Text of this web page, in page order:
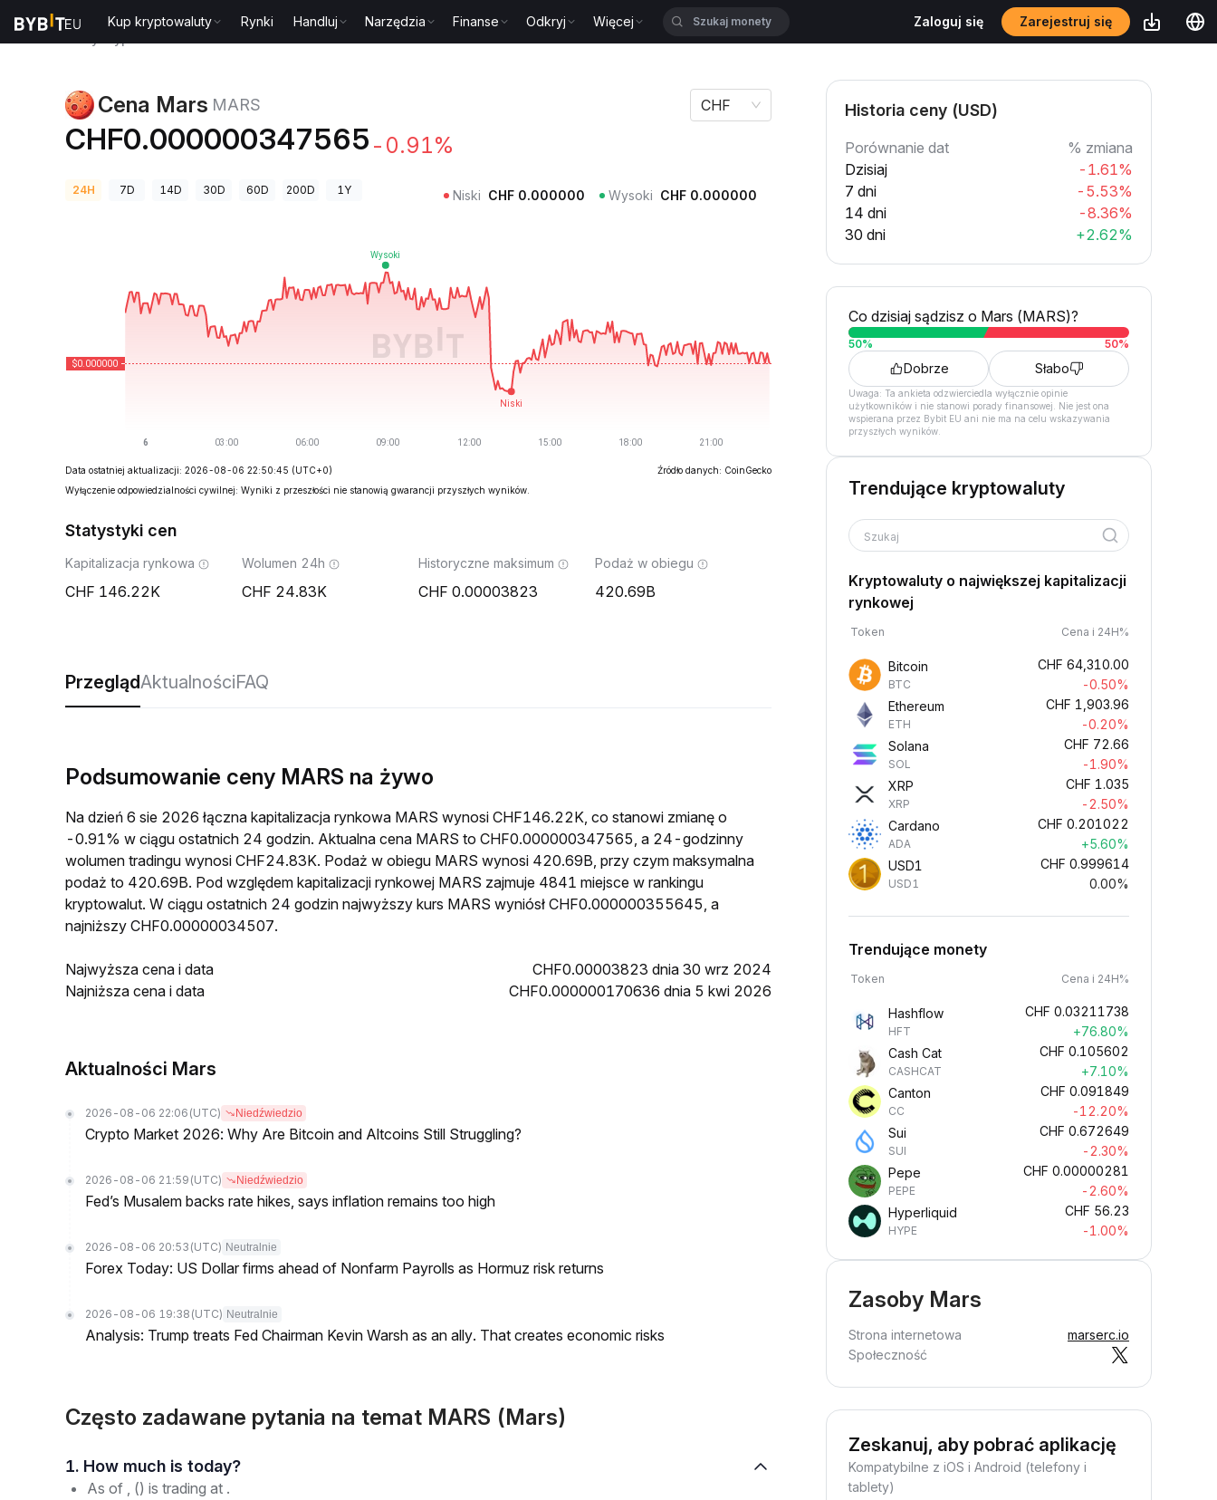
Kup kryptowaluty Rynki Handluj Narzędzia Finanse Odkryj Więcej Zaloguj się Zarejestruj się
Cena Mars MARS
CHF0.000000347565 -0.91%
CHF
24H 7D 14D 30D 60D 200D 1Y Niski CHF 0.000000 Wysoki CHF 0.000000
Data ostatniej aktualizacji: 2026-08-06 22:50:45 (UTC+0)
Źródło danych: CoinGecko
Wyłączenie odpowiedzialności cywilnej: Wyniki z przeszłości nie stanowią gwarancji przyszłych wyników.
Statystyki cen
Kapitalizacja rynkowa
146.22K
Wolumen 24h
24.83K
Historyczne maksimum
0.00003823
Podaż w obiegu
420.69B
PrzeglądAktualnościFAQ
Podsumowanie ceny MARS na żywo
Na dzień 6 sie 2026 łączna kapitalizacja rynkowa MARS wynosi CHF146.22K, co stanowi zmianę o
-0.91% w ciągu ostatnich 24 godzin. Aktualna cena MARS to CHF0.000000347565, a 24-godzinny
wolumen tradingu wynosi CHF24.83K. Podaż w obiegu MARS wynosi 420.69B, przy czym maksymalna
podaż to 420.69B. Pod względem kapitalizacji rynkowej MARS zajmuje 4841 miejsce w rankingu
kryptowalut. W ciągu ostatnich 24 godzin najwyższy kurs MARS wyniósł CHF0.000000355645, a
najniższy CHF0.00000034507.
Najwyższa cena i data
CHF0.00003823 dnia 30 wrz 2024
Najniższa cena i data
CHF0.000000170636 dnia 5 kwi 2026
Aktualności Mars
2026-08-06 22:06 (UTC) Niedźwiedzio
Crypto Market 2026: Why Are Bitcoin and Altcoins Still Struggling?
2026-08-06 21:59 (UTC) Niedźwiedzio
Fed’s Musalem backs rate hikes, says inflation remains too high
2026-08-06 20:53 (UTC) Neutralnie
Forex Today: US Dollar firms ahead of Nonfarm Payrolls as Hormuz risk returns
2026-08-06 19:38 (UTC) Neutralnie
Analysis: Trump treats Fed Chairman Kevin Warsh as an ally. That creates economic risks
Często zadawane pytania na temat MARS (Mars)
1. How much is today?
As of , () is trading at .
Historia ceny (USD)
Porównanie dat
% zmiana
Dzisiaj
-1.61%
7 dni
-5.53%
14 dni
-8.36%
30 dni
+2.62%
Co dzisiaj sądzisz o Mars (MARS)?
50% 50%
Dobrze Słabo
Uwaga: Ta ankieta odzwierciedla wyłącznie opinie
użytkowników i nie stanowi porady finansowej. Nie jest ona
wspierana przez Bybit EU ani nie ma na celu wskazywania
przyszłych wyników.
Trendujące kryptowaluty
Szukaj
Kryptowaluty o największej kapitalizacji
rynkowej
Token Cena i 24H%
Bitcoin
BTC
CHF 64,310.00
-0.50%
Ethereum
ETH
CHF 1,903.96
-0.20%
Solana
SOL
CHF 72.66
-1.90%
XRP
XRP
CHF 1.035
-2.50%
Cardano
ADA
CHF 0.201022
+5.60%
USD1
USD1
CHF 0.999614
0.00%
Trendujące monety
Token Cena i 24H%
Hashflow
HFT
CHF 0.03211738
+76.80%
Cash Cat
CASHCAT
CHF 0.105602
+7.10%
Canton
CC
CHF 0.091849
-12.20%
Sui
SUI
CHF 0.672649
-2.30%
Pepe
PEPE
CHF 0.00000281
-2.60%
Hyperliquid
HYPE
CHF 56.23
-1.00%
Zasoby Mars
Strona internetowa
marserc.io
Społeczność
Zeskanuj, aby pobrać aplikację
Kompatybilne z iOS i Android (telefony i
tablety)